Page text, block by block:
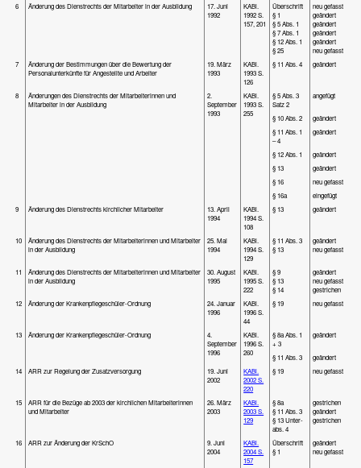
6
Änderung des Dienstrechts der Mitarbeiter in der Ausbildung
17. Juni
1992
KABl.
1992 S.
157, 201
Überschrift
§ 1
§ 5 Abs. 1
§ 7 Abs. 1
§ 12 Abs. 1
§ 25
neu gefasst
geändert
geändert
geändert
geändert
neu gefasst
7
Änderung der Bestimmungen über die Bewertung der
Personalunterkünfte für Angestellte und Arbeiter
19. März
1993
KABl.
1993 S.
126
§ 11 Abs. 4 geändert
8
Änderungen des Dienstrechts der Mitarbeiterinnen und
Mitarbeiter in der Ausbildung
2.
September
1993
KABl.
1993 S.
255
§ 5 Abs. 3
Satz 2
angefügt
§ 10 Abs. 2
geändert
§ 11 Abs. 1
– 4
geändert
§ 12 Abs. 1
geändert
§ 13
geändert
§ 16
neu gefasst
§ 16a
eingefügt
9
Änderung des Dienstrechts kirchlicher Mitarbeiter
13. April
1994
KABl.
1994 S.
108
§ 13 geändert
10
Änderung des Dienstrechts der Mitarbeiterinnen und Mitarbeiter
in der Ausbildung
25. Mai
1994
KABl.
1994 S.
129
§ 11 Abs. 3
§ 13
geändert
neu gefasst
11
Änderung des Dienstrechts der Mitarbeiterinnen und Mitarbeiter
in der Ausbildung
30. August
1995
KABl.
1995 S.
222
§ 9
§ 13
§ 14
geändert
neu gefasst
gestrichen
12
Änderung der Krankenpflegeschüler-Ordnung
24. Januar
1996
KABl.
1996 S.
44
§ 19 neu gefasst
13 Änderung der Krankenpflegeschüler-Ordnung
4.
September
1996
KABl.
1996 S.
260
§ 8a Abs. 1
+ 3
geändert
§ 11 Abs. 3
geändert
14
ARR zur Regelung der Zusatzversorgung
19. Juni
2002
KABl.
2002 S.
220
§ 19 neu gefasst
15
ARR für die Bezüge ab 2003 der kirchlichen Mitarbeiterinnen
und Mitarbeiter
26. März
2003
KABl.
2003 S.
129
§ 8a
§ 11 Abs. 3
§ 13 Unter-
abs. 4
gestrichen
geändert
gestrichen
16 ARR zur Änderung der KrSchO
9. Juni
2004
KABl.
2004 S.
157
Überschrift
§ 1
geändert
neu gefasst